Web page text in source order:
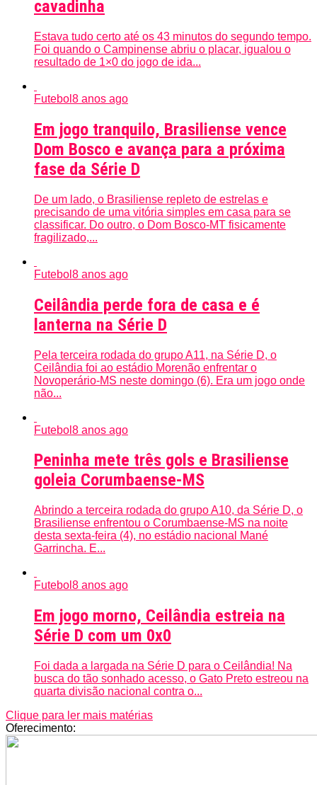
cavadinha
Estava tudo certo até os 43 minutos do segundo tempo.
Foi quando o Campinense abriu o placar, igualou o
resultado de 1×0 do jogo de ida...
Futebol 8 anos ago
Em jogo tranquilo, Brasiliense vence
Dom Bosco e avança para a próxima
fase da Série D
De um lado, o Brasiliense repleto de estrelas e
precisando de uma vitória simples em casa para se
classificar. Do outro, o Dom Bosco-MT fisicamente
fragilizado,...
Futebol 8 anos ago
Ceilândia perde fora de casa e é
lanterna na Série D
Pela terceira rodada do grupo A11, na Série D, o
Ceilândia foi ao estádio Morenão enfrentar o
Novoperário-MS neste domingo (6). Era um jogo onde
não...
Futebol 8 anos ago
Peninha mete três gols e Brasiliense
goleia Corumbaense-MS
Abrindo a terceira rodada do grupo A10, da Série D, o
Brasiliense enfrentou o Corumbaense-MS na noite
desta sexta-feira (4), no estádio nacional Mané
Garrincha. E...
Futebol 8 anos ago
Em jogo morno, Ceilândia estreia na
Série D com um 0x0
Foi dada a largada na Série D para o Ceilândia! Na
busca do tão sonhado acesso, o Gato Preto estreou na
quarta divisão nacional contra o...
Clique para ler mais matérias
Oferecimento: